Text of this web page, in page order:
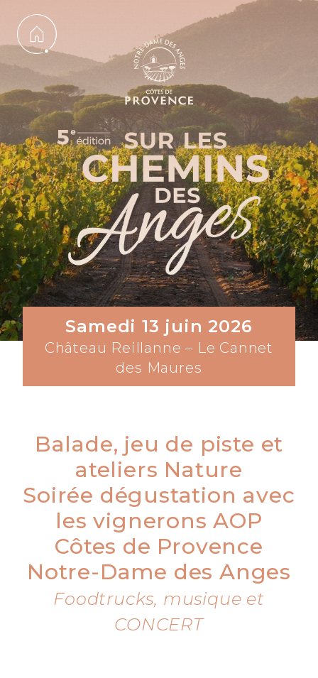
Samedi 13 juin 2026
Château Reillanne – Le Cannet
des Maures
Balade, jeu de piste et
ateliers Nature
Soirée dégustation avec
les vignerons AOP
Côtes de Provence
Notre-Dame des Anges
Foodtrucks, musique et
CONCERT